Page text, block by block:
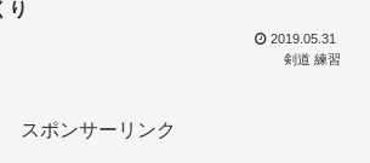
り
2019.05.31
剣道 練習
スポンサーリンク